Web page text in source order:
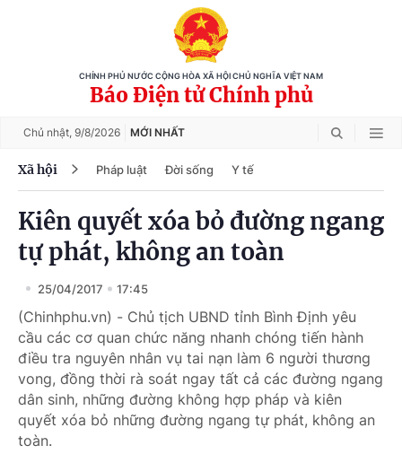
CHÍNH PHỦ NƯỚC CỘNG HÒA XÃ HỘI CHỦ NGHĨA VIỆT NAM
Báo Điện tử Chính phủ
Chủ nhật, 9/8/2026 MỚI NHẤT
Xã hội Pháp luật Đời sống Y tế
Kiên quyết xóa bỏ đường ngang
tự phát, không an toàn
25/04/2017 17:45
(Chinhphu.vn) - Chủ tịch UBND tỉnh Bình Định yêu
cầu các cơ quan chức năng nhanh chóng tiến hành
điều tra nguyên nhân vụ tai nạn làm 6 người thương
vong, đồng thời rà soát ngay tất cả các đường ngang
dân sinh, những đường không hợp pháp và kiên
quyết xóa bỏ những đường ngang tự phát, không an
toàn.